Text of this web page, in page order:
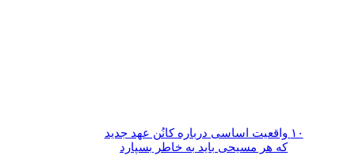
۱۰ واقعیت اساسی درباره کانُن عهد جدید
که هر مسیحی باید به خاطر بسپارد